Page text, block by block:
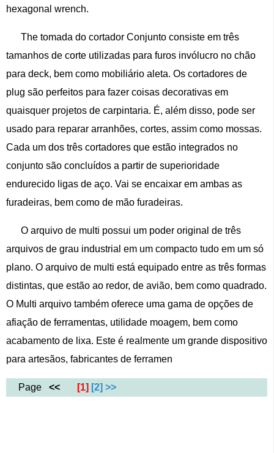
hexagonal wrench.
The tomada do cortador Conjunto consiste em três
tamanhos de corte utilizadas para furos invólucro no chão
para deck, bem como mobiliário aleta. Os cortadores de
plug são perfeitos para fazer coisas decorativas em
quaisquer projetos de carpintaria. É, além disso, pode ser
usado para reparar arranhões, cortes, assim como mossas.
Cada um dos três cortadores que estão integrados no
conjunto são concluídos a partir de superioridade
endurecido ligas de aço. Vai se encaixar em ambas as
furadeiras, bem como de mão furadeiras.
O arquivo de multi possui um poder original de três
arquivos de grau industrial em um compacto tudo em um só
plano. O arquivo de multi está equipado entre as três formas
distintas, que estão ao redor, de avião, bem como quadrado.
O Multi arquivo também oferece uma gama de opções de
afiação de ferramentas, utilidade moagem, bem como
acabamento de lixa. Este é realmente um grande dispositivo
para artesãos, fabricantes de ferramen
Page << [1] [2] >>